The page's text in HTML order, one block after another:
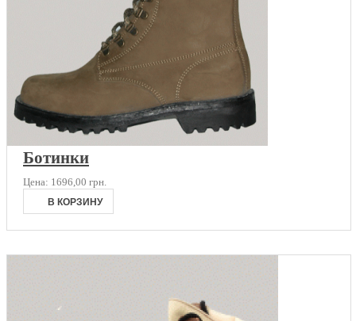
Ботинки
Цена: 1696,00 грн.